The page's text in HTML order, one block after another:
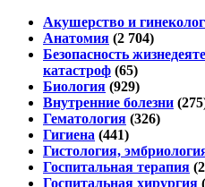
Акушерство и
Анатомия (2 704)
Безопасность
катастроф (65)
Биология (929)
Внутренние болезни
Гематология (326)
Гигиена (441)
Гистология,
Госпитальная терапия
Госпитальная хирургия